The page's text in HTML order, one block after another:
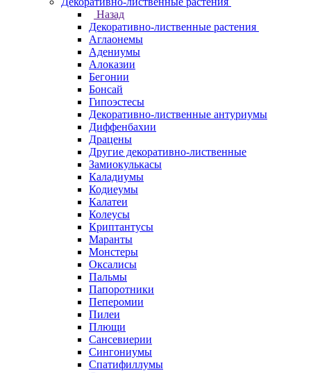
Назад
Декоративно-лиственные растения
Аглаонемы
Адениумы
Алоказии
Бегонии
Бонсай
Гипоэстесы
Декоративно-лиственные антуриумы
Диффенбахии
Драцены
Другие декоративно-лиственные
Замиокулькасы
Каладиумы
Кодиеумы
Калатеи
Колеусы
Криптантусы
Маранты
Монстеры
Оксалисы
Пальмы
Папоротники
Пеперомии
Пилеи
Плющи
Сансевиерии
Сингониумы
Спатифиллумы